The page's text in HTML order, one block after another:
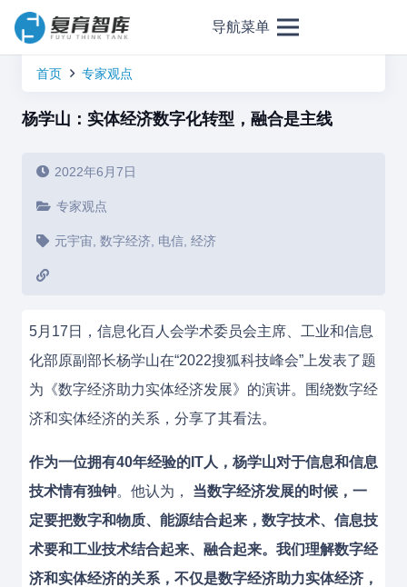
导航菜单
首页 专家观点
杨学山：实体经济数字化转型，融合是主线
2022年6月7日
专家观点
元宇宙 数字经济, 电信, 经济
5月17日，信息化百人会学术委员会主席、工业和信息
化部原副部长杨学山在“2022搜狐科技峰会”上发表了题
为《数字经济助力实体经济发展》的演讲。围绕数字经
济和实体经济的关系，分享了其看法。
作为一位拥有40年经验的IT人，杨学山对于信息和信息
技术情有独钟。他认为， 当数字经济发展的时候，一
定要把数字和物质、能源结合起来，数字技术、信息技
术要和工业技术结合起来、融合起来。我们理解数字经
济和实体经济的关系，不仅是数字经济助力实体经济，